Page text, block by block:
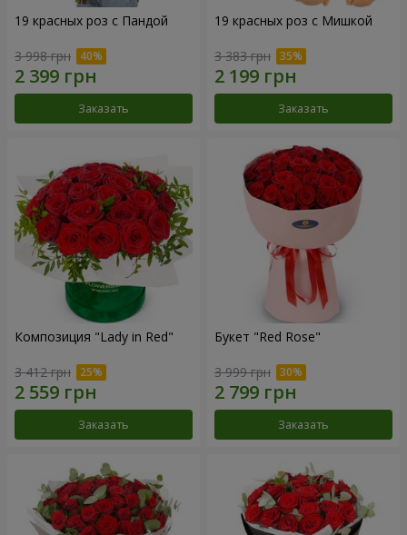
19 красных роз с Пандой
3 998 грн
Заказать
19 красных роз с Мишкой
3 383 грн
Заказать
Композиция "Lady in Red"
3 412 грн
Заказать
Букет "Red Rose"
3 999 грн
Заказать